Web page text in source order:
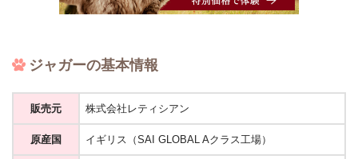
ジャガーの基本情報
販売元 株式会社レティシアン
原産国 イギリス（SAI GLOBAL Aクラス工場）